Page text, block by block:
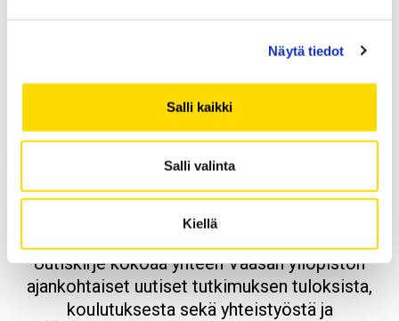
Näytä tiedot
Salli kaikki
Salli valinta
Kiellä
Opens in a new window
Tilaa Vaasan yliopiston
uutiskirje
Uutiskirje kokoaa yhteen Vaasan yliopiston
ajankohtaiset uutiset tutkimuksen tuloksista,
koulutuksesta sekä yhteistyöstä ja